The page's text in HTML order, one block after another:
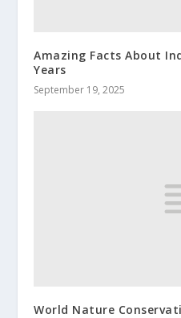
Amazing Facts About
Years
September 19, 2025
World Nature